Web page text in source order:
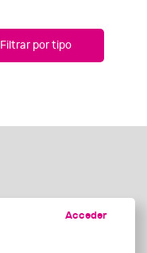
Filtrar por tipo
Acceder